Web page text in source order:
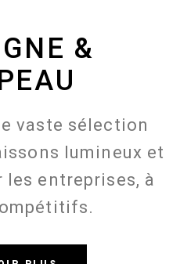
&
vaste sélection
lumineux et
les entreprises, à